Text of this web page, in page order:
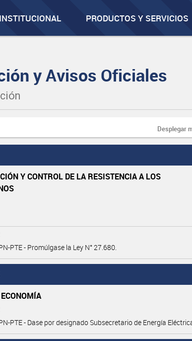
INSTITUCIONAL PRODUCTOS Y SERVICIOS
y Avisos Oficiales
Desplegar
Y CONTROL DE LA RESISTENCIA A LOS
PTE - Promúlgase la Ley N° 27.680.
PTE - Dase por designado Subsecretario de Energía